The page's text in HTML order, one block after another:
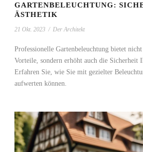
GARTENBELEUCHTUNG:
ÄSTHETIK
21 Okt. 2023 / Der Architekt
Professionelle Gartenbeleuchtung bietet
Vorteile, sondern erhöht auch die Sicherheit
Erfahren Sie, wie Sie mit gezielter
aufwerten können.